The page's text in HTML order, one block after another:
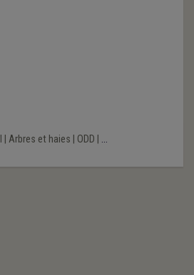
Arbres et haies ODD ...